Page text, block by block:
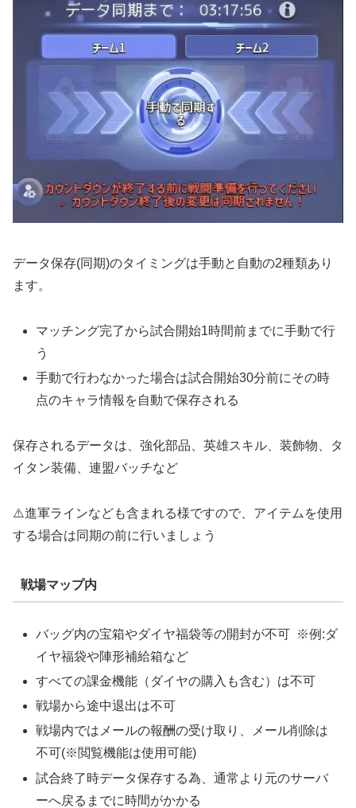
データ保存(同期)のタイミングは手動と自動の2種類あり
ます。
マッチング完了から試合開始1時間前までに手動で行
う
手動で行わなかった場合は試合開始30分前にその時
点のキャラ情報を自動で保存される
保存されるデータは、強化部品、英雄スキル、装飾物、タ
イタン装備、連盟バッチなど
⚠️進軍ラインなども含まれる様ですので、アイテムを使用
する場合は同期の前に行いましょう
戦場マップ内
バッグ内の宝箱やダイヤ福袋等の開封が不可 ※例:ダ
イヤ福袋や陣形補給箱など
すべての課金機能（ダイヤの購入も含む）は不可
戦場から途中退出は不可
戦場内ではメールの報酬の受け取り、メール削除は
不可(※閲覧機能は使用可能)
試合終了時データ保存する為、通常より元のサーバ
ーへ戻るまでに時間がかかる